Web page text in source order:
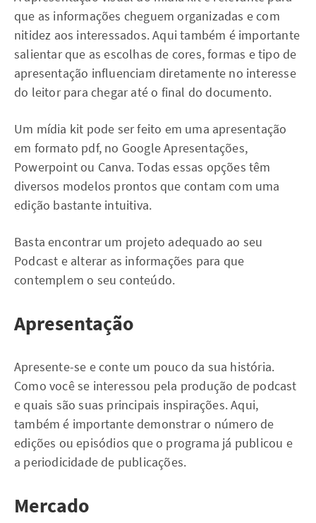
que as informações cheguem organizadas e com
nitidez aos interessados. Aqui também é importante
salientar que as escolhas de cores, formas e tipo de
apresentação influenciam diretamente no interesse
do leitor para chegar até o final do documento.
Um mídia kit pode ser feito em uma apresentação
em formato pdf, no Google Apresentações,
Powerpoint ou Canva. Todas essas opções têm
diversos modelos prontos que contam com uma
edição bastante intuitiva.
Basta encontrar um projeto adequado ao seu
Podcast e alterar as informações para que
contemplem o seu conteúdo.
Apresentação
Apresente-se e conte um pouco da sua história.
Como você se interessou pela produção de podcast
e quais são suas principais inspirações. Aqui,
também é importante demonstrar o número de
edições ou episódios que o programa já publicou e
a periodicidade de publicações.
Mercado